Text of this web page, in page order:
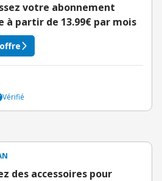
votre abonnement
à partir de 13.99€ par mois
Vérifié
des accessoires pour